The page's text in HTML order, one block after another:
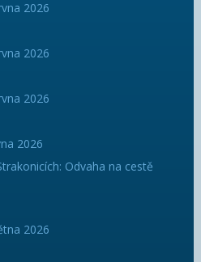
2026
2026
2026
2026
Odvaha na cestě
2026